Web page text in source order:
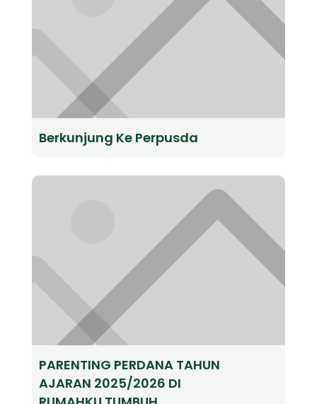
Berkunjung Ke Perpusda
PARENTING PERDANA TAHUN
AJARAN 2025/2026 DI